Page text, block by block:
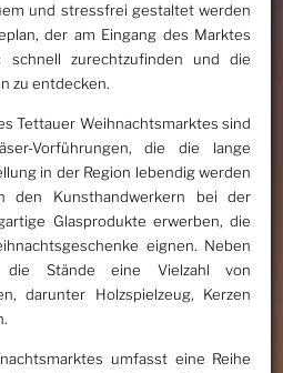
und stressfrei gestaltet werden
der am Eingang des Marktes
zurechtzufinden und die
zu entdecken.
Tettauer Weihnachtsmarktes sind
Vorführungen, die die lange
in der Region lebendig werden
den Kunsthandwerkern bei der
Glasprodukte erwerben, die
eignen. Neben
die Stände eine Vielzahl von
darunter Holzspielzeug, Kerzen
umfasst eine Reihe